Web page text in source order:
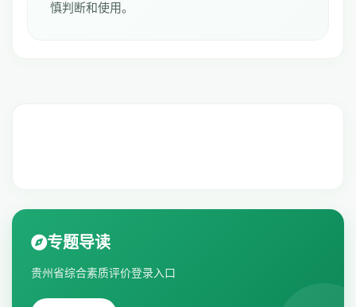
慎判断和使用。
专题导读
贵州省综合素质评价登录入口